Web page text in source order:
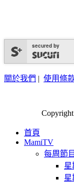
secured by
關於我們 | 使用條
首頁
MamiTV
每周節目
星
星